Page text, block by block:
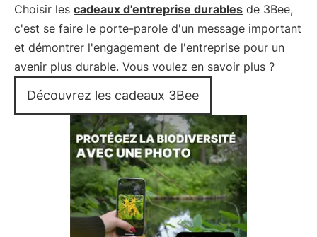
Choisir les cadeaux d'entreprise durables de 3Bee,
c'est se faire le porte-parole d'un message important
et démontrer l'engagement de l'entreprise pour un
avenir plus durable. Vous voulez en savoir plus ?
Découvrez les cadeaux 3Bee